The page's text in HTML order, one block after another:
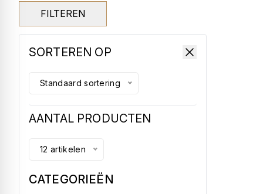
SORTEREN OP
Standaard sortering
AANTAL PRODUCTEN
12 artikelen
CATEGORIEËN
FILTEREN